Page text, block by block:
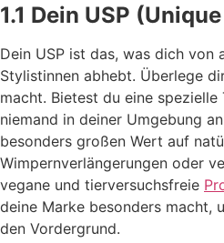
1.1 Dein USP
Dein USP ist das, was dich von
Stylistinnen abhebt. Überlege
macht. Bietest du eine spezielle
niemand in deiner Umgebung
besonders großen Wert auf
Wimpernverlängerungen oder
vegane und tierversuchsfreie
deine Marke besonders macht,
den Vordergrund.